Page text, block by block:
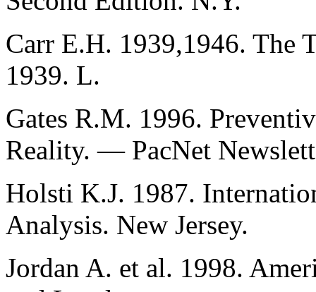
Carr E.H. 1939,1946. The
1939. L.
Gates R.M. 1996.
Reality. — PacNet
Holsti K.J. 1987.
Analysis. New Jersey.
Jordan A. et al. 1998.